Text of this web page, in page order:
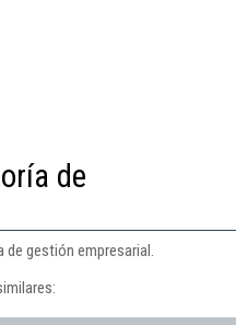
de
gestión empresarial.